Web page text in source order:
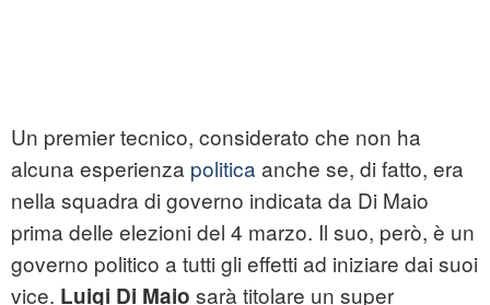
Un premier tecnico, considerato che non ha
alcuna esperienza politica anche se, di fatto, era
nella squadra di governo indicata da Di Maio
prima delle elezioni del 4 marzo. Il suo, però, è un
governo politico a tutti gli effetti ad iniziare dai suoi
vice. Luigi Di Maio sarà titolare un super